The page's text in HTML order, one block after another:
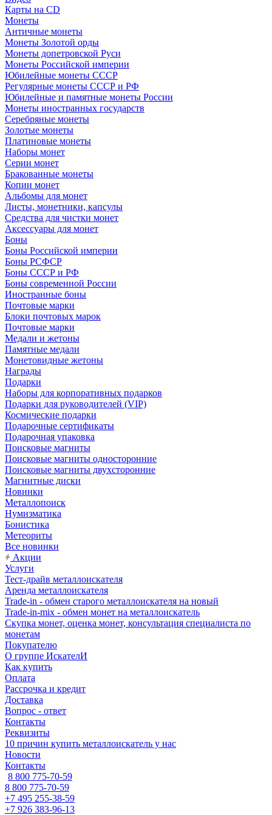
Карты на CD
Монеты
Античные монеты
Монеты Золотой орды
Монеты допетровской Руси
Монеты Российской империи
Юбилейные монеты СССР
Регулярные монеты СССР и РФ
Юбилейные и памятные монеты России
Монеты иностранных государств
Серебряные монеты
Золотые монеты
Платиновые монеты
Наборы монет
Серии монет
Бракованные монеты
Копии монет
Альбомы для монет
Листы, монетники, капсулы
Средства для чистки монет
Аксессуары для монет
Боны
Боны Российской империи
Боны РСФСР
Боны СССР и РФ
Боны современной России
Иностранные боны
Почтовые марки
Блоки почтовых марок
Почтовые марки
Медали и жетоны
Памятные медали
Монетовидные жетоны
Награды
Подарки
Наборы для корпоративных подарков
Подарки для руководителей (VIP)
Космические подарки
Подарочные сертификаты
Подарочная упаковка
Поисковые магниты
Поисковые магниты односторонние
Поисковые магниты двухсторонние
Магнитные диски
Новинки
Металлопоиск
Нумизматика
Бонистика
Метеориты
Все новинки
Акции
Услуги
Тест-драйв металлоискателя
Аренда металлоискателя
Trade-in - обмен старого металлоискателя на новый
Trade-in-mix - обмен монет на металлоискатель
Скупка монет, оценка монет, консультация специалиста по
монетам
Покупателю
О группе ИскателИ
Как купить
Оплата
Рассрочка и кредит
Доставка
Вопрос - ответ
Контакты
Реквизиты
10 причин купить металлоискатель у нас
Новости
Контакты
8 800 775-70-59
8 800 775-70-59
+7 495 255-38-59
+7 926 383-96-13